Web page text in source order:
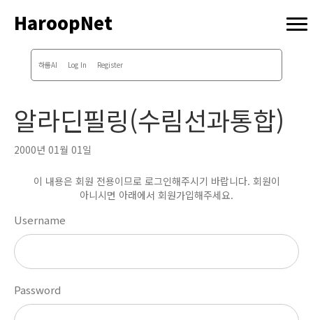
HaroopNet
하룹AI Log In Register
알라딘필링(수림선과통합)
2000년 01월 01일
이 내용은 회원 전용이므로 로그인해주시기 바랍니다. 회원이
아니시면 아래에서 회원가입해주세요.
Username
Password